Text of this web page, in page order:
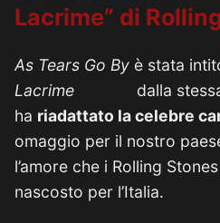
Lacrime” di
As Tears Go By è stata
Lacrime
dalla
ha riadattato la celebre
omaggio per il nostro
l’amore che i Rolling
nascosto per l’Italia.